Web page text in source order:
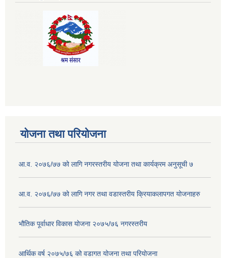
योजना तथा परियोजना
आ.व. २०७६/७७ को लागि नगरस्तरीय योजना तथा कार्यक्रम अनुसूची ७
आ.व. २०७६/७७ को लागि नगर तथा वडास्तरीय क्रियाकलापगत योजनाहरु
भौतिक पूर्वाधार विकास योजना २०७५/७६ नगरस्तरीय
आर्थिक वर्ष २०७५/७६ को वडागत योजना तथा परियोजना